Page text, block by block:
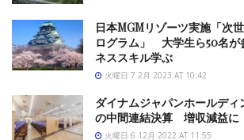
日本MGMリゾーツ実施「次
ログラム」 大学生ら50名
ネススキル学ぶ
火曜日 7 2月 2023 AT 10:42
ダイナムジャパンホールデ
の中間連結決算 増収減益に
火曜日 6 12月 2022 AT 11:55